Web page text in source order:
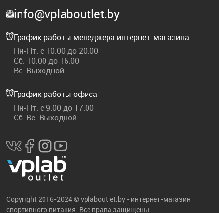
info@vplaboutlet.by
График работы менеджера интернет-магазина
Пн-Пт: с 10:00 до 20:00
Сб: 10.00 до 16.00
Вс: Выходной
График работы офиса
Пн-Пт: с 9:00 до 17:00
Сб-Вс: Выходной
Copyright 2016-2024 © vplaboutlet.by - интернет-магазин
спортивного питания. Все права защищены.